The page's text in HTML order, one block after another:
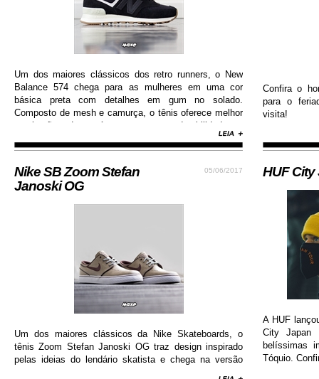
Um dos maiores clássicos dos retro runners, o New
Balance 574 chega para as mulheres em uma cor
básica preta com detalhes em gum no solado.
Composto de mesh e camurça, o tênis oferece melhor
respiração dos pés e garante durabilidade e
05/06/2017
Nike SB Zoom Stefan
Janoski OG
Um dos maiores clássicos da Nike Skateboards, o
tênis Zoom Stefan Janoski OG traz design inspirado
pelas ideias do lendário skatista e chega na versão
Confira o
para o
visita!
HUF City
A HUF
City Japan
belíssimas
Tóquio.